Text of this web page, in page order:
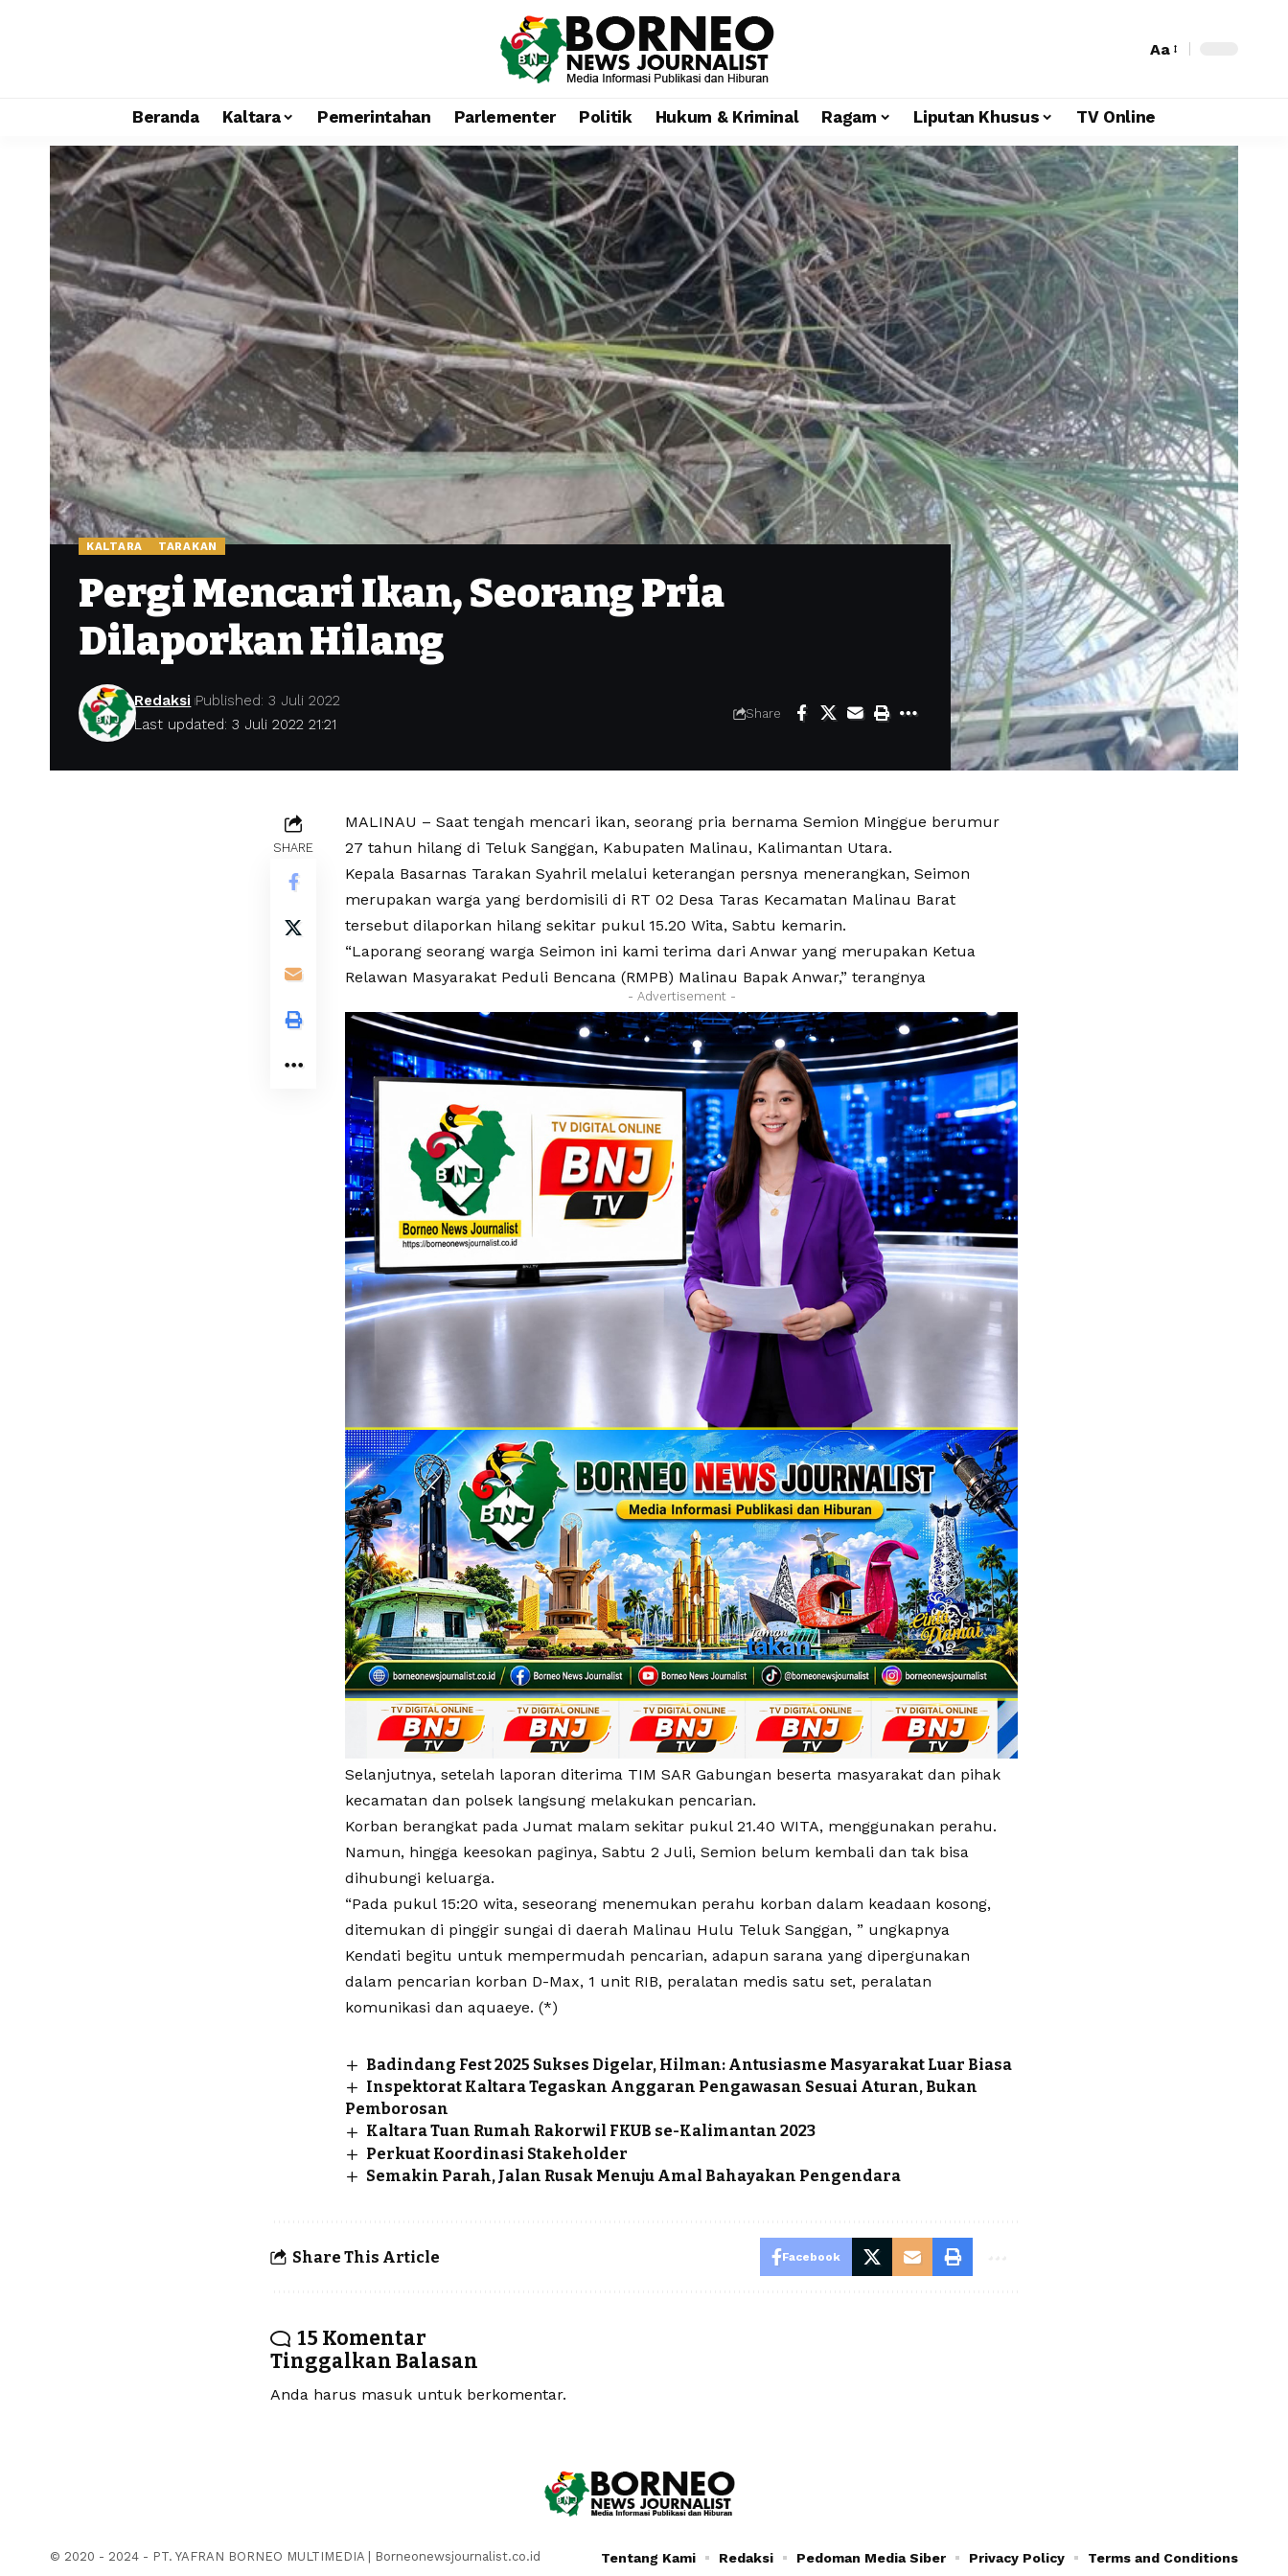
Aa
Beranda Kaltara Pemerintahan Parlementer Politik Hukum & Kriminal Ragam Liputan Khusus TV Online
KALTARA TARAKAN
Pergi Mencari Ikan, Seorang Pria
Dilaporkan Hilang
Last updated: 3 Juli 2022 21:21
Redaksi Published: 3 Juli 2022
Share
SHARE
MALINAU – Saat tengah mencari ikan, seorang pria bernama Semion Minggue berumur
27 tahun hilang di Teluk Sanggan, Kabupaten Malinau, Kalimantan Utara.
Kepala Basarnas Tarakan Syahril melalui keterangan persnya menerangkan, Seimon
merupakan warga yang berdomisili di RT 02 Desa Taras Kecamatan Malinau Barat
tersebut dilaporkan hilang sekitar pukul 15.20 Wita, Sabtu kemarin.
“Laporang seorang warga Seimon ini kami terima dari Anwar yang merupakan Ketua
Relawan Masyarakat Peduli Bencana (RMPB) Malinau Bapak Anwar,” terangnya
- Advertisement -
Selanjutnya, setelah laporan diterima TIM SAR Gabungan beserta masyarakat dan pihak
kecamatan dan polsek langsung melakukan pencarian.
Korban berangkat pada Jumat malam sekitar pukul 21.40 WITA, menggunakan perahu.
Namun, hingga keesokan paginya, Sabtu 2 Juli, Semion belum kembali dan tak bisa
dihubungi keluarga.
“Pada pukul 15:20 wita, seseorang menemukan perahu korban dalam keadaan kosong,
ditemukan di pinggir sungai di daerah Malinau Hulu Teluk Sanggan, ” ungkapnya
Kendati begitu untuk mempermudah pencarian, adapun sarana yang dipergunakan
dalam pencarian korban D-Max, 1 unit RIB, peralatan medis satu set, peralatan
komunikasi dan aquaeye. (*)
Badindang Fest 2025 Sukses Digelar, Hilman: Antusiasme Masyarakat Luar Biasa
Inspektorat Kaltara Tegaskan Anggaran Pengawasan Sesuai Aturan, Bukan
Pemborosan
Kaltara Tuan Rumah Rakorwil FKUB se-Kalimantan 2023
Perkuat Koordinasi Stakeholder
Semakin Parah, Jalan Rusak Menuju Amal Bahayakan Pengendara
Share This Article Facebook
15 Komentar
Tinggalkan Balasan
Anda harus masuk untuk berkomentar.
© 2020 - 2024 - PT. YAFRAN BORNEO MULTIMEDIA | Borneonewsjournalist.co.id Tentang Kami Redaksi Pedoman Media Siber Privacy Policy Terms and Conditions